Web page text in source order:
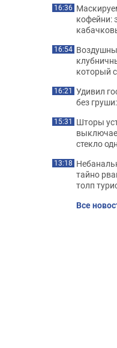
16:36
кофейни:
16:54
который
16:21 Удивил
без
15:31 Шторы
стекло
13:18
тайно
толп
Все